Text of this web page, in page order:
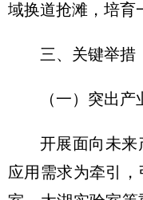
域换道抢滩，培育
三、关键举措
（一）突出产
开展面向未来
应用需求为牵引